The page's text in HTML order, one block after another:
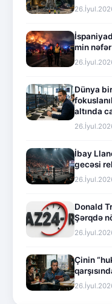
min
Dünya
altında
İbay
gecəsi
Donald
Şərqdə
Çinin